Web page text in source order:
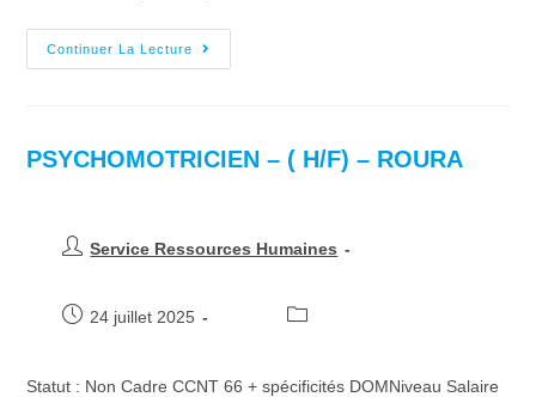
Continuer La Lecture
PSYCHOMOTRICIEN – ( H/F) – ROURA
Service Ressources Humaines
24 juillet 2025
Statut : Non Cadre CCNT 66 + spécificités DOMNiveau Salaire